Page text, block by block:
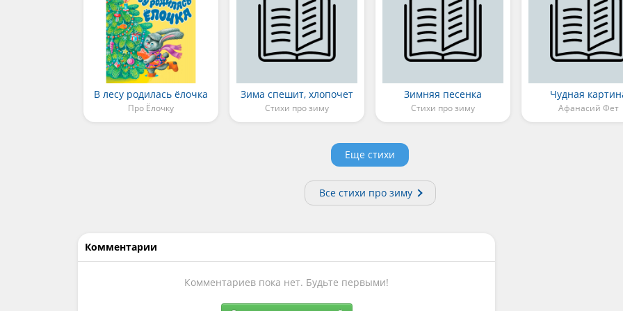
В лесу родилась ёлочка
Про Ёлочку
Зима спешит, хлопочет
Стихи про зиму
Зимняя песенка
Стихи про зиму
Чудная
Афанасий Фет
Еще стихи
Все стихи про зиму
Комментарии
Комментариев пока нет. Будьте первыми!